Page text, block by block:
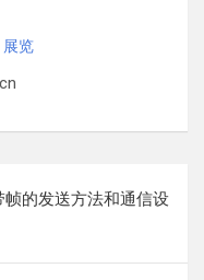
展览
帧的发送方法和通信设